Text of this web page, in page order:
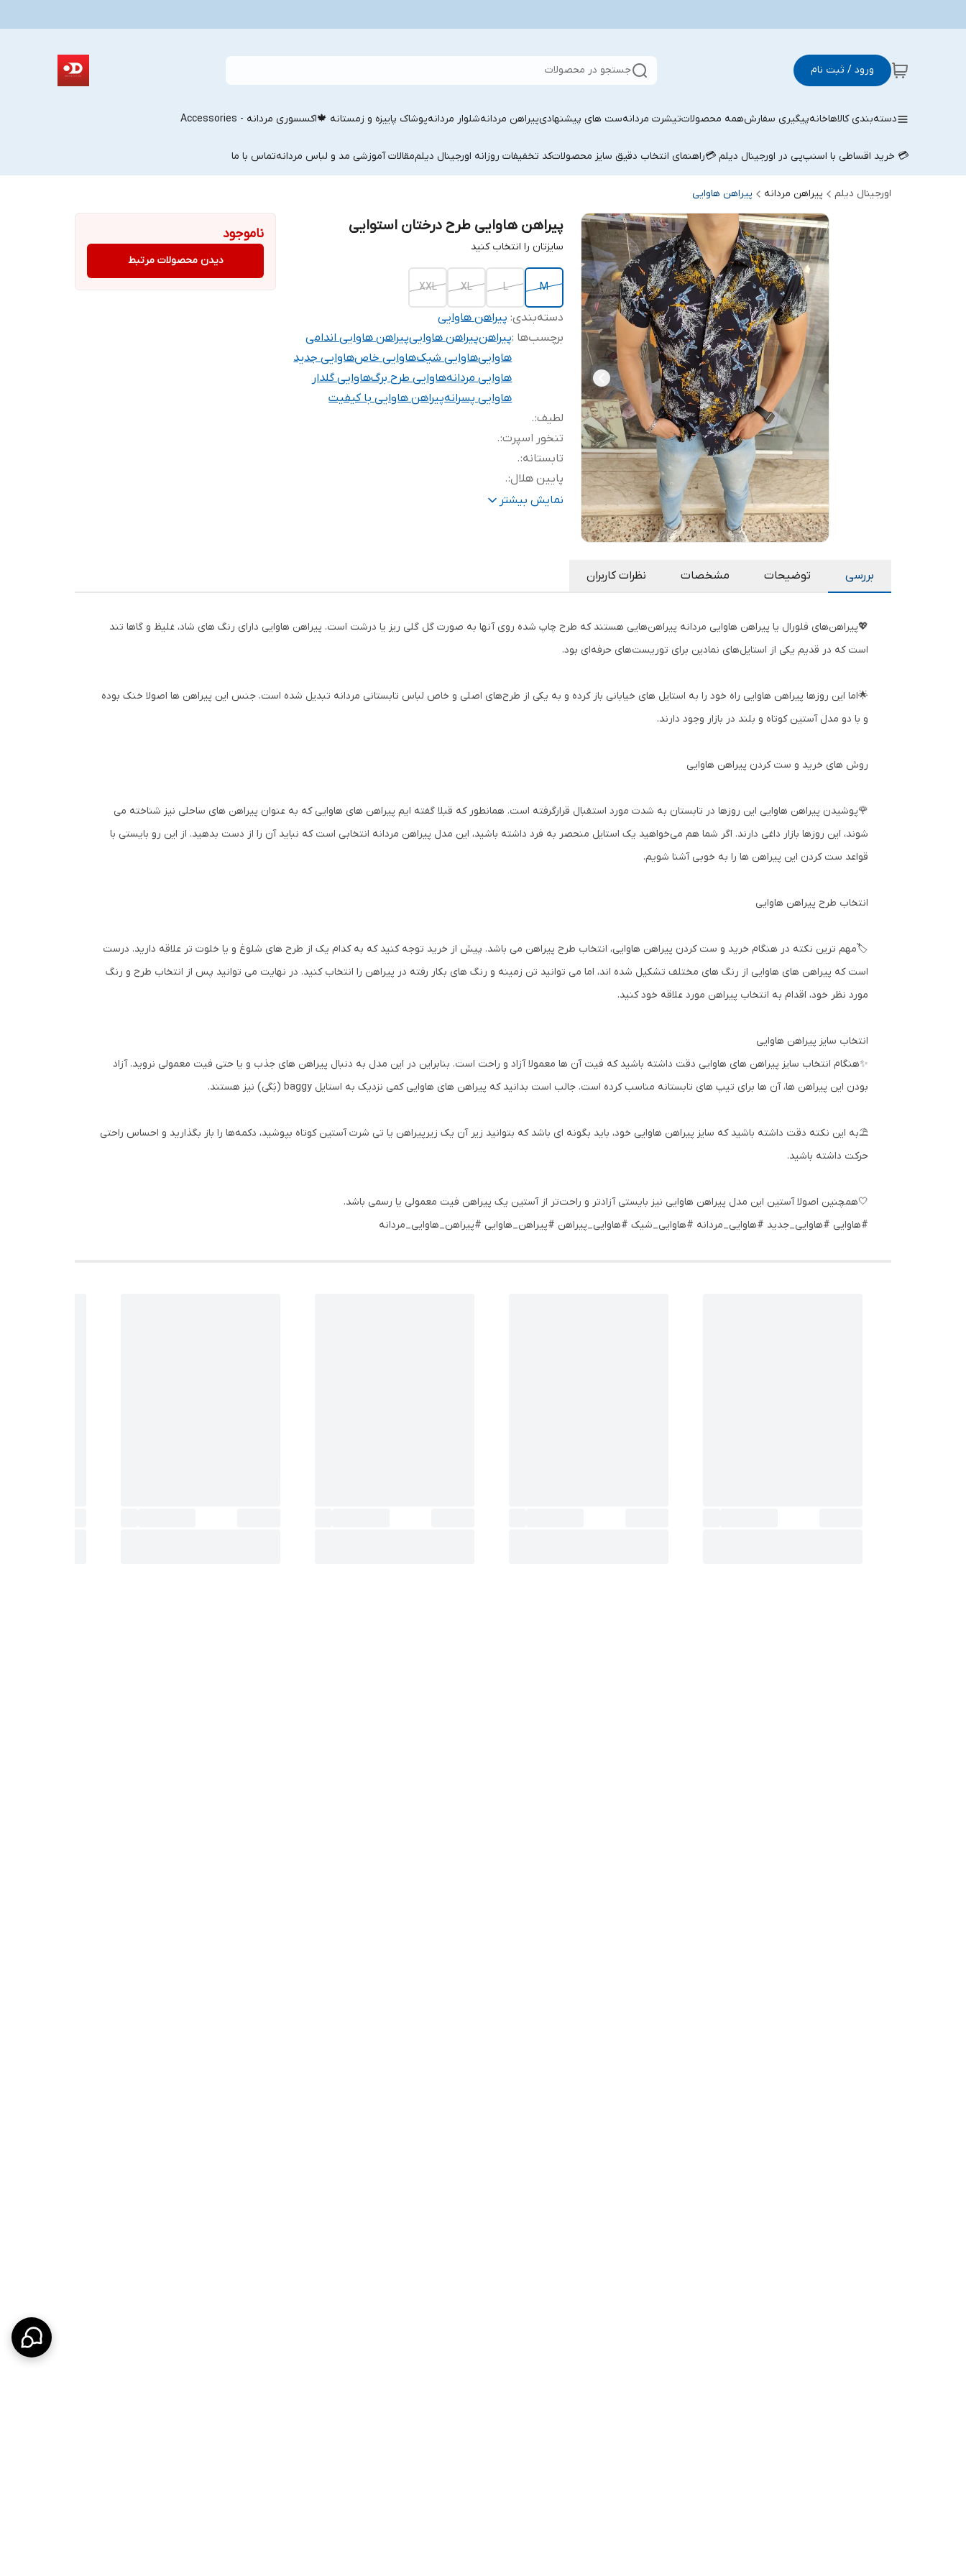
ورود / ثبت نام جستجو در محصولات
دسته‌بندی کالاهاخانهپیگیری سفارشهمه محصولاتتیشرت مردانهست های پیشنهادیپیراهن مردانهشلوار مردانهپوشاک پاییزه و زمستانه 🍁اکسسوری مردانه - Accessories
💳 خرید اقساطی با اسنپ‌پی در اورجینال دیلم 💳راهنمای انتخاب دقیق سایز محصولاتکد تخفیفات روزانه اورجینال دیلممقالات آموزشی مد و لباس مردانهتماس با ما
اورجینال دیلم پیراهن مردانه پیراهن هاوایی
پیراهن هاوایی طرح درختان استوایی
سایزتان را انتخاب کنید
M
L
XL
XXL
دسته‌بندی:پیراهن هاوایی
برچسب‌ها :پیراهنپیراهن هاواییپیراهن هاوایی اندامی
هاواییهاوایی شیکهاوایی خاصهاوایی جدید
هاوایی مردانههاوایی طرح برگهاوایی گلدار
هاوایی پسرانهپیراهن هاوایی با کیفیت
لطیف:
.
تنخور اسپرت:
.
تابستانه:
.
پایین هلال:
.
بسیار خنک:
.
نمایش بیشتر
ناموجود
دیدن محصولات مرتبط
بررسی توضیحات مشخصات نظرات کاربران
💖پیراهن‌های فلورال یا پیراهن هاوایی مردانه پیراهن‌هایی هستند که طرح چاپ شده روی آنها به صورت گل گلی ریز یا درشت است. پیراهن هاوایی دارای رنگ های شاد، غلیظ و گاها تند
است که در قدیم یکی از استایل‌های نمادین برای توریست‌های حرفه‌ای بود.
🌟اما این روزها پیراهن هاوایی راه خود را به استایل های خیابانی باز کرده و به یکی از طرح‌های اصلی و خاص لباس تابستانی مردانه تبدیل شده است. جنس این پیراهن ها اصولا خنک بوده
و با دو مدل آستین کوتاه و بلند در بازار وجود دارند.
روش های خرید و ست کردن پیراهن هاوایی
🌹پوشیدن پیراهن هاوایی این روزها در تابستان به شدت مورد استقبال قرارگرفته است. همانطور که قبلا گفته ایم پیراهن های هاوایی که به عنوان پیراهن های ساحلی نیز شناخته می
شوند، این روزها بازار داغی دارند. اگر شما هم می‌خواهید یک استایل منحصر به فرد داشته باشید، این مدل پیراهن مردانه انتخابی است که نباید آن را از دست بدهید. از این رو بایستی با
قواعد ست کردن این پیراهن ها را به خوبی آشنا شویم.
انتخاب طرح پیراهن هاوایی
🏷️مهم ترین نکته در هنگام خرید و ست کردن پیراهن هاوایی، انتخاب طرح پیراهن می باشد. پیش از خرید توجه کنید که به کدام یک از طرح های شلوغ و یا خلوت تر علاقه دارید. درست
است که پیراهن های هاوایی از رنگ های مختلف تشکیل شده اند، اما می توانید تن زمینه و رنگ های بکار رفته در پیراهن را انتخاب کنید. در نهایت می توانید پس از انتخاب طرح و رنگ
مورد نظر خود، اقدام به انتخاب پیراهن مورد علاقه خود کنید.
انتخاب سایز پیراهن هاوایی
✨هنگام انتخاب سایز پیراهن های هاوایی دقت داشته باشید که فیت آن ها معمولا آزاد و راحت است. بنابراین در این مدل به دنبال پیراهن های جذب و یا حتی فیت معمولی نروید. آزاد
بودن این پیراهن ها، آن ها برای تیپ های تابستانه مناسب کرده است. جالب است بدانید که پیراهن های هاوایی کمی نزدیک به استایل baggy (بَگی) نیز هستند.
⛱️به این نکته دقت داشته باشید که سایز پیراهن هاوایی خود، باید بگونه ای باشد که بتوانید زیر آن یک زیرپیراهن یا تی شرت آستین کوتاه بپوشید، دکمه‌ها را باز بگذارید و احساس راحتی
حرکت داشته باشید.
🤍همچنین اصولا آستین این مدل پیراهن هاوایی نیز بایستی آزادتر و راحت‌تر از آستین یک پیراهن فیت معمولی یا رسمی باشد.
#هاوایی #هاوایی_جدید #هاوایی_مردانه #هاوایی_شیک #هاوایی_پیراهن #پیراهن_هاوایی #پیراهن_هاوایی_مردانه